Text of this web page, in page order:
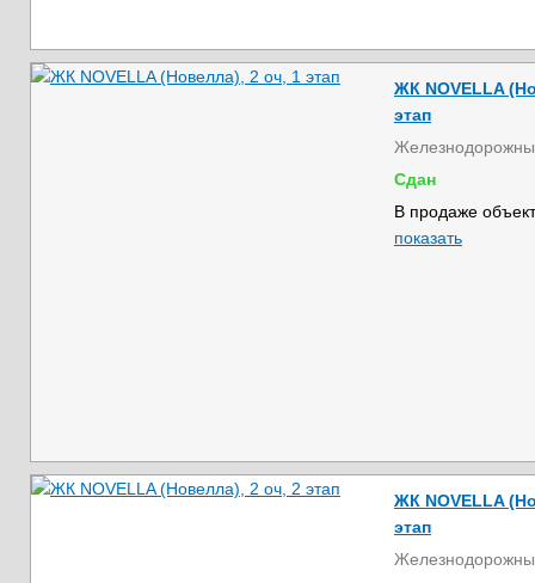
ЖК NOVELLA
этап
Сдан
В продаже
показать
ЖК NOVELLA
этап